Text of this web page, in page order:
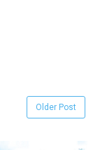
Older Post